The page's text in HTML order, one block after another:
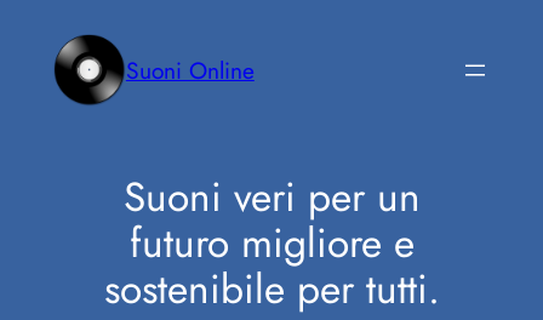
contenuto
Suoni Online
Suoni veri per un
futuro migliore e
sostenibile per tutti.